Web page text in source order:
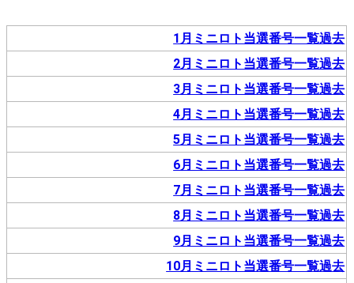
1月ミニロト当選番号一覧過去
2月ミニロト当選番号一覧過去
3月ミニロト当選番号一覧過去
4月ミニロト当選番号一覧過去
5月ミニロト当選番号一覧過去
6月ミニロト当選番号一覧過去
7月ミニロト当選番号一覧過去
8月ミニロト当選番号一覧過去
9月ミニロト当選番号一覧過去
10月ミニロト当選番号一覧過去